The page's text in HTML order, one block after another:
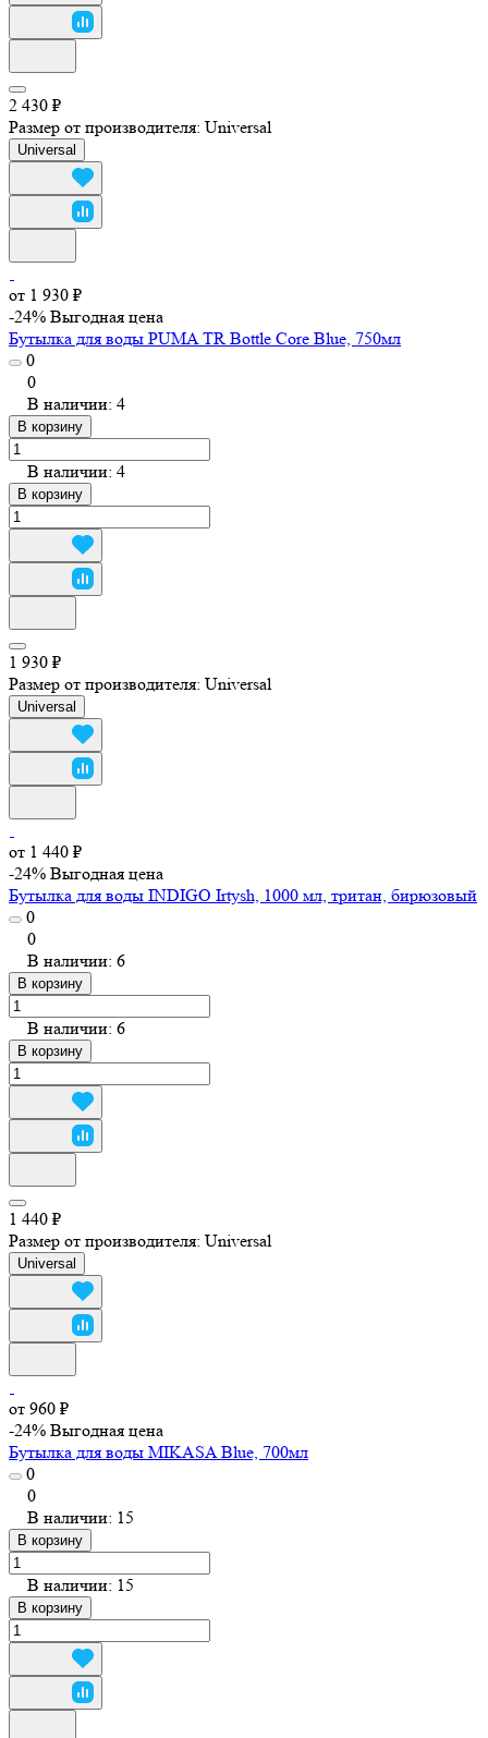
2 430 ₽
Размер от производителя: Universal
Universal
от 1 930 ₽
-24% Выгодная цена
Бутылка для воды PUMA TR Bottle Core Blue, 750мл
0
0
В наличии: 4
В корзину
В наличии: 4
В корзину
1 930 ₽
Размер от производителя: Universal
Universal
от 1 440 ₽
-24% Выгодная цена
Бутылка для воды INDIGO Irtysh, 1000 мл, тритан, бирюзовый
0
0
В наличии: 6
В корзину
В наличии: 6
В корзину
1 440 ₽
Размер от производителя: Universal
Universal
от 960 ₽
-24% Выгодная цена
Бутылка для воды MIKASA Blue, 700мл
0
0
В наличии: 15
В корзину
В наличии: 15
В корзину